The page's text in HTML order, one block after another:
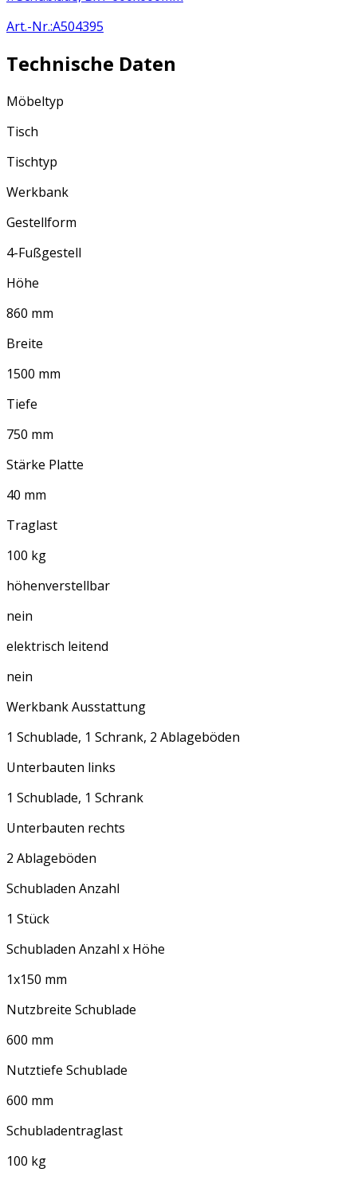
Art.-Nr.:A504395
Technische Daten
Möbeltyp
Tisch
Tischtyp
Werkbank
Gestellform
4-Fußgestell
Höhe
860 mm
Breite
1500 mm
Tiefe
750 mm
Stärke Platte
40 mm
Traglast
100 kg
höhenverstellbar
nein
elektrisch leitend
nein
Werkbank Ausstattung
1 Schublade, 1 Schrank, 2 Ablageböden
Unterbauten links
1 Schublade, 1 Schrank
Unterbauten rechts
2 Ablageböden
Schubladen Anzahl
1 Stück
Schubladen Anzahl x Höhe
1x150 mm
Nutzbreite Schublade
600 mm
Nutztiefe Schublade
600 mm
Schubladentraglast
100 kg